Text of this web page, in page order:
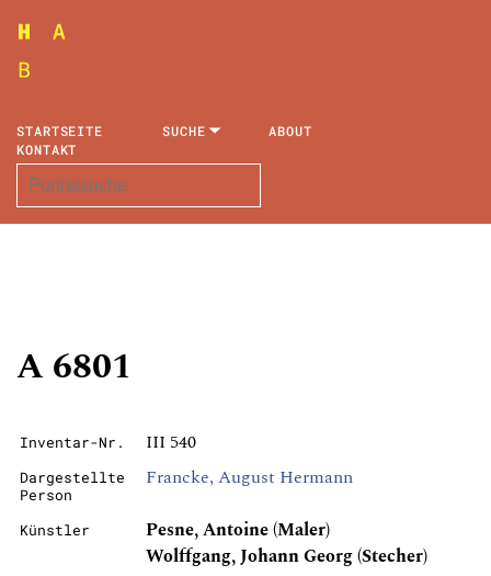
STARTSEITE SUCHE
ABOUT
KONTAKT
A 6801
Inventar-Nr. III 540
Dargestellte
Person
Francke, August Hermann
Künstler
Pesne, Antoine (Maler)
Wolffgang, Johann Georg (Stecher)